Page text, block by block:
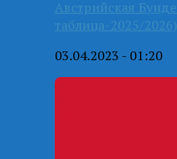
Австрийская
таблица-2025/2026)
03.04.2023 - 01:20